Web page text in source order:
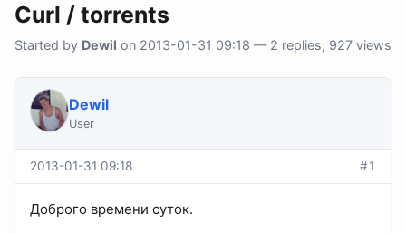
Curl / torrents
Started by Dewil on 2013-01-31 09:18 — 2 replies, 927 views
Dewil
User
2013-01-31 09:18 #1
Доброго времени суток.